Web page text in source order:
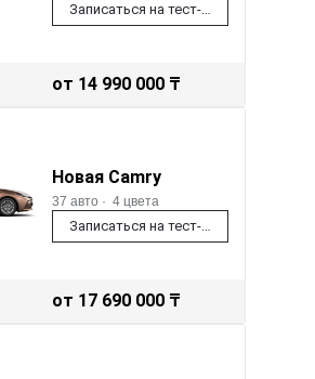
Записаться на тест-драйв
от 14 990 000 ₸
Новая Camry
37 авто · 4 цвета
Записаться на тест-драйв
от 17 690 000 ₸